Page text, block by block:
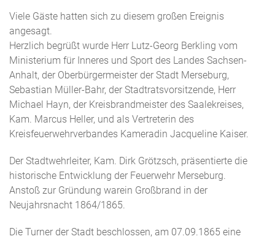
Viele Gäste hatten sich zu diesem großen Ereignis
angesagt.
Herzlich begrüßt wurde Herr Lutz-Georg Berkling vom
Ministerium für Inneres und Sport des Landes Sachsen-
Anhalt, der Oberbürgermeister der Stadt Merseburg,
Sebastian Müller-Bahr, der Stadtratsvorsitzende, Herr
Michael Hayn, der Kreisbrandmeister des Saalekreises,
Kam. Marcus Heller, und als Vertreterin des
Kreisfeuerwehrverbandes Kameradin Jacqueline Kaiser.
Der Stadtwehrleiter, Kam. Dirk Grötzsch, präsentierte die
historische Entwicklung der Feuerwehr Merseburg.
Anstoß zur Gründung warein Großbrand in der
Neujahrsnacht 1864/1865.
Die Turner der Stadt beschlossen, am 07.09.1865 eine